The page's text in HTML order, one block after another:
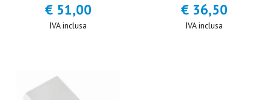
€ 51,00
IVA inclusa
€ 36,50
IVA inclusa